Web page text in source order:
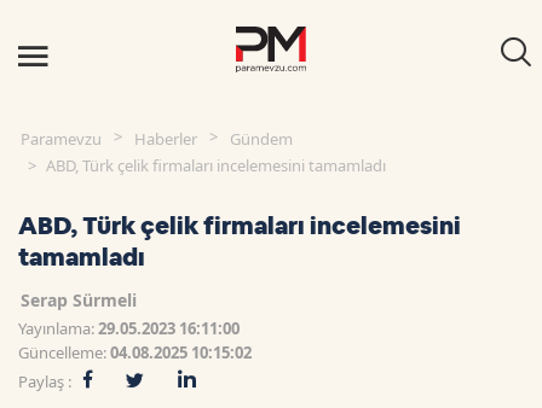
Paramevzu Haberler
Gündem
ABD, Türk çelik firmaları incelemesini tamamladı
ABD, Türk çelik firmaları incelemesini
tamamladı
Serap Sürmeli
Yayınlama:29.05.2023 16:11:00
Güncelleme:04.08.2025 10:15:02
Paylaş :